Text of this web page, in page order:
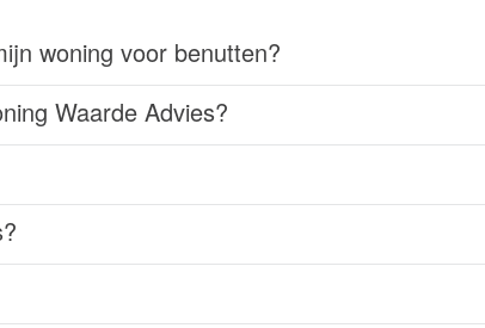
woning voor benutten?
Waarde Advies?